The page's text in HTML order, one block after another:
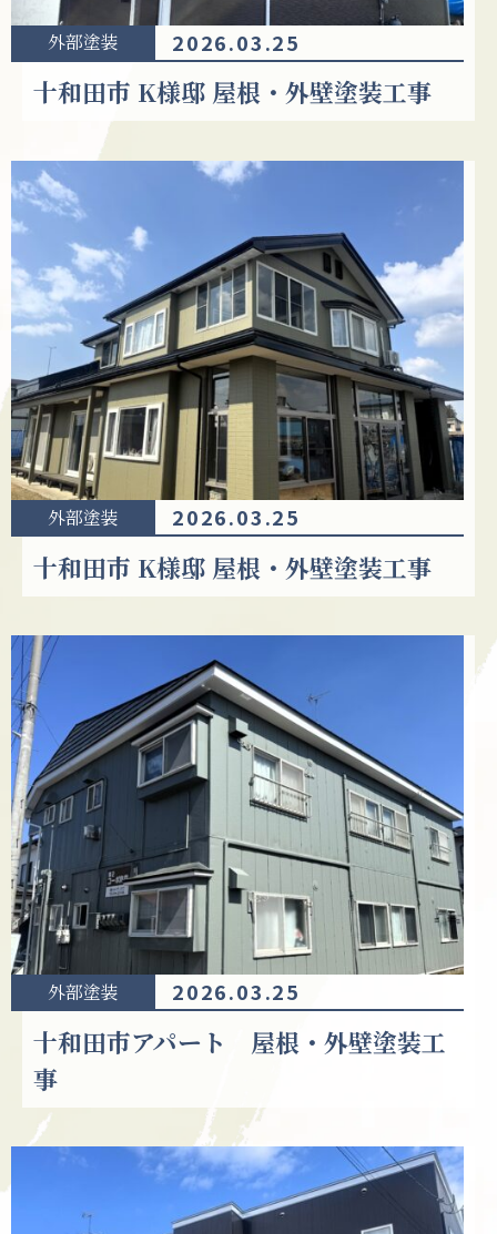
外部塗装 2026.03.25
十和田市 K様邸 屋根・外壁塗装工事
外部塗装 2026.03.25
十和田市 K様邸 屋根・外壁塗装工事
外部塗装 2026.03.25
十和田市アパート 屋根・外壁塗装工
事